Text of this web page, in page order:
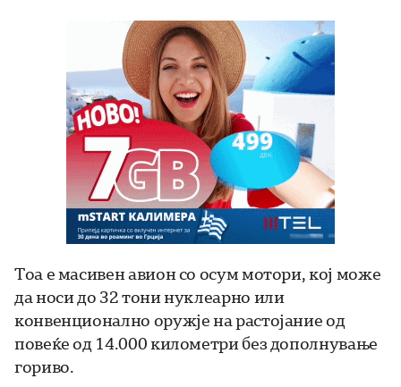
Тоа е масивен авион со осум мотори, кој може
да носи до 32 тони нуклеарно или
конвенционално оружје на растојание од
повеќе од 14.000 километри без дополнување
гориво.